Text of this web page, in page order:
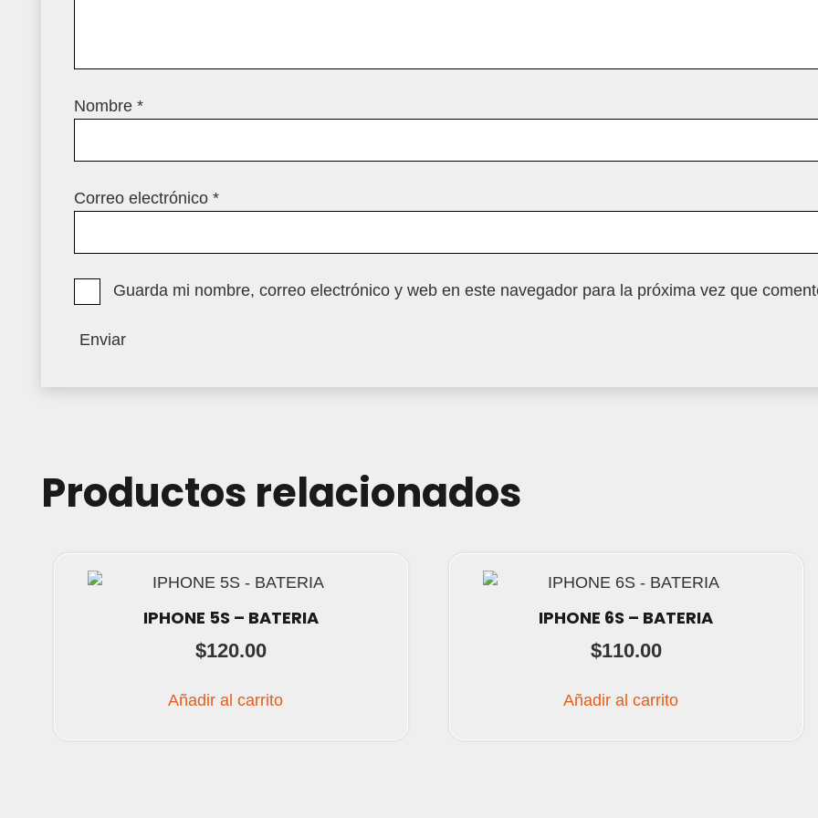
Nombre *
Correo electrónico *
Guarda mi nombre, correo electrónico y web en este navegador para la próxima vez que
Productos relacionados
IPHONE 5S – BATERIA
$120.00
Añadir al carrito
IPHONE 6S – BATERIA
$110.00
Añadir al carrito